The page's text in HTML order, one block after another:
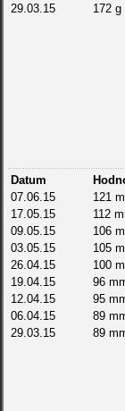
29.03.15
172 g
Datum
07.06.15
121
17.05.15
112
09.05.15
106
03.05.15
105
26.04.15
100
19.04.15
96
12.04.15
95
06.04.15
89
29.03.15
89